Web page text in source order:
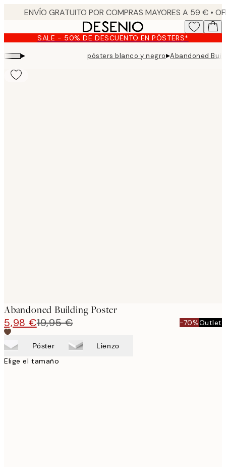
content.SALE - 50% DE DESCUENTO EN PÓSTERS*
▸ pósters blanco y negro▸Abandoned
Abandoned Building Poster
5,98 €19,95 € -70%Outlet
Póster Lienzo
Elige el tamaño